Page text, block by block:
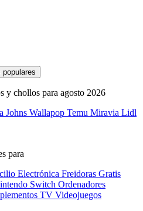
populares
y chollos para agosto 2026
Johns Wallapop Temu Miravia Lidl
para
Electrónica Freidoras Gratis
Switch Ordenadores
TV Videojuegos